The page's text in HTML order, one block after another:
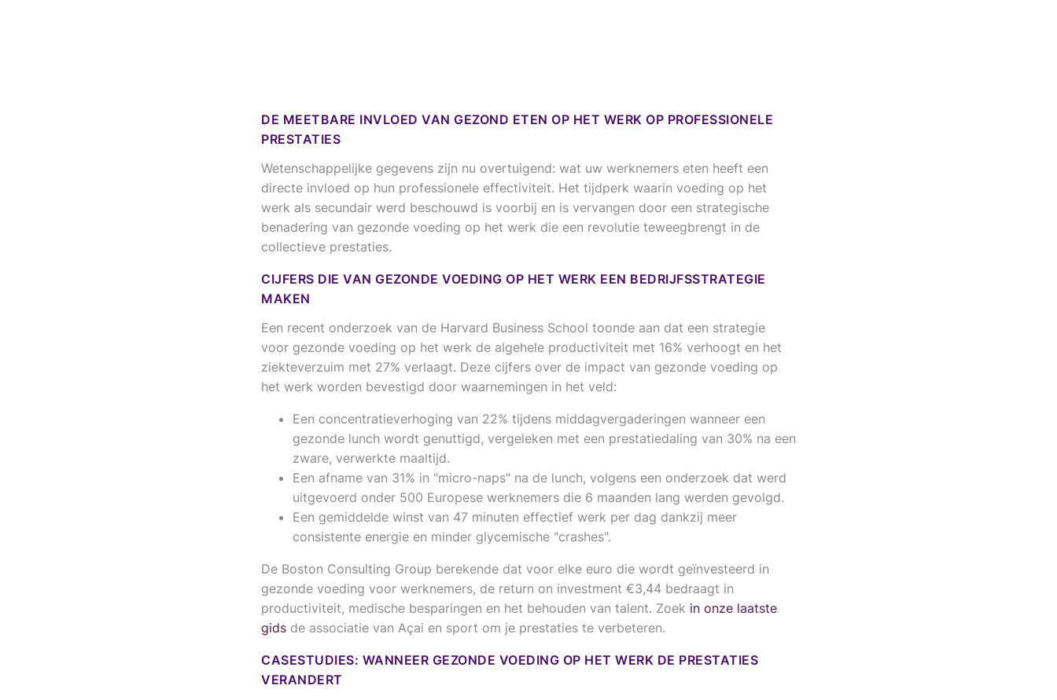
DE MEETBARE INVLOED VAN GEZOND ETEN OP HET WERK OP PROFESSIONELE
PRESTATIES
Wetenschappelijke gegevens zijn nu overtuigend: wat uw werknemers eten heeft een
directe invloed op hun professionele effectiviteit. Het tijdperk waarin voeding op het
werk als secundair werd beschouwd is voorbij en is vervangen door een strategische
benadering van gezonde voeding op het werk die een revolutie teweegbrengt in de
collectieve prestaties.
CIJFERS DIE VAN GEZONDE VOEDING OP HET WERK EEN BEDRIJFSSTRATEGIE
MAKEN
Een recent onderzoek van de Harvard Business School toonde aan dat een strategie
voor gezonde voeding op het werk de algehele productiviteit met 16% verhoogt en het
ziekteverzuim met 27% verlaagt. Deze cijfers over de impact van gezonde voeding op
het werk worden bevestigd door waarnemingen in het veld:
Een concentratieverhoging van 22% tijdens middagvergaderingen wanneer een
gezonde lunch wordt genuttigd, vergeleken met een prestatiedaling van 30% na een
zware, verwerkte maaltijd.
Een afname van 31% in "micro-naps" na de lunch, volgens een onderzoek dat werd
uitgevoerd onder 500 Europese werknemers die 6 maanden lang werden gevolgd.
Een gemiddelde winst van 47 minuten effectief werk per dag dankzij meer
consistente energie en minder glycemische "crashes".
De Boston Consulting Group berekende dat voor elke euro die wordt geïnvesteerd in
gezonde voeding voor werknemers, de return on investment €3,44 bedraagt in
productiviteit, medische besparingen en het behouden van talent. Zoek in onze laatste
gids de associatie van Açai en sport om je prestaties te verbeteren.
CASESTUDIES: WANNEER GEZONDE VOEDING OP HET WERK DE PRESTATIES
VERANDERT